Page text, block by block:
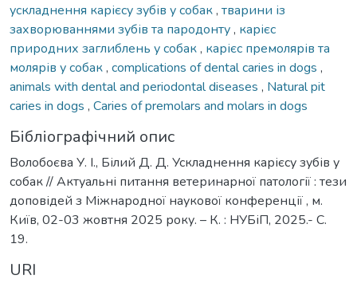
ускладнення карієсу зубів у собак, тварини із
захворюваннями зубів та пародонту, карієс
природних заглиблень у собак, карієс премолярів та
молярів у собак, complications of dental caries in dogs ,
animals with dental and periodontal diseases , Natural pit
caries in dogs , Caries of premolars and molars in dogs
Бібліографічний опис
Волобоєва У. І., Білий Д. Д. Ускладнення карієсу зубів у
собак // Актуальні питання ветеринарної патології : тези
доповідей з Міжнародної наукової конференції , м.
Київ, 02-03 жовтня 2025 року. – К. : НУБіП, 2025.- С.
19.
URI